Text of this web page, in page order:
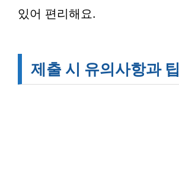
있어 편리해요.
제출 시 유의사항과 팁